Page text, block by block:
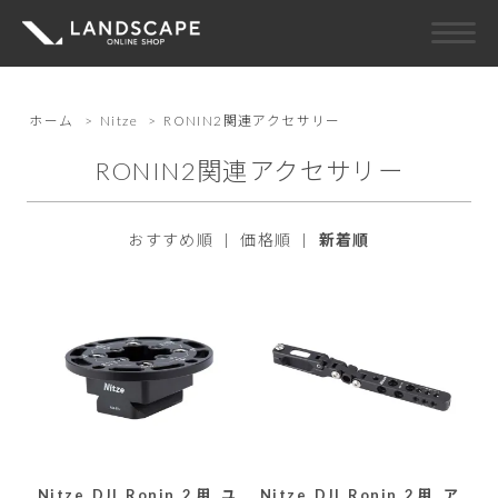
ホーム > Nitze > RONIN2関連アクセサリー
RONIN2関連アクセサリー
おすすめ順 |価格順 | 新着順
Nitze DJI Ronin 2用 ユ Nitze DJI Ronin 2用 ア